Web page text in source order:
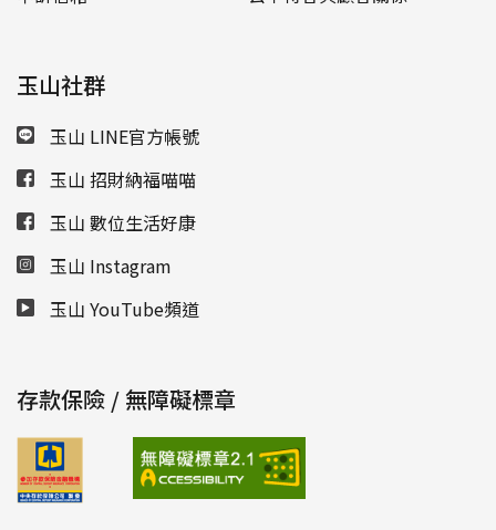
玉山社群
玉山 LINE官方帳號
玉山 招財納福喵喵
玉山 數位生活好康
玉山 Instagram
玉山 YouTube頻道
存款保險 / 無障礙標章